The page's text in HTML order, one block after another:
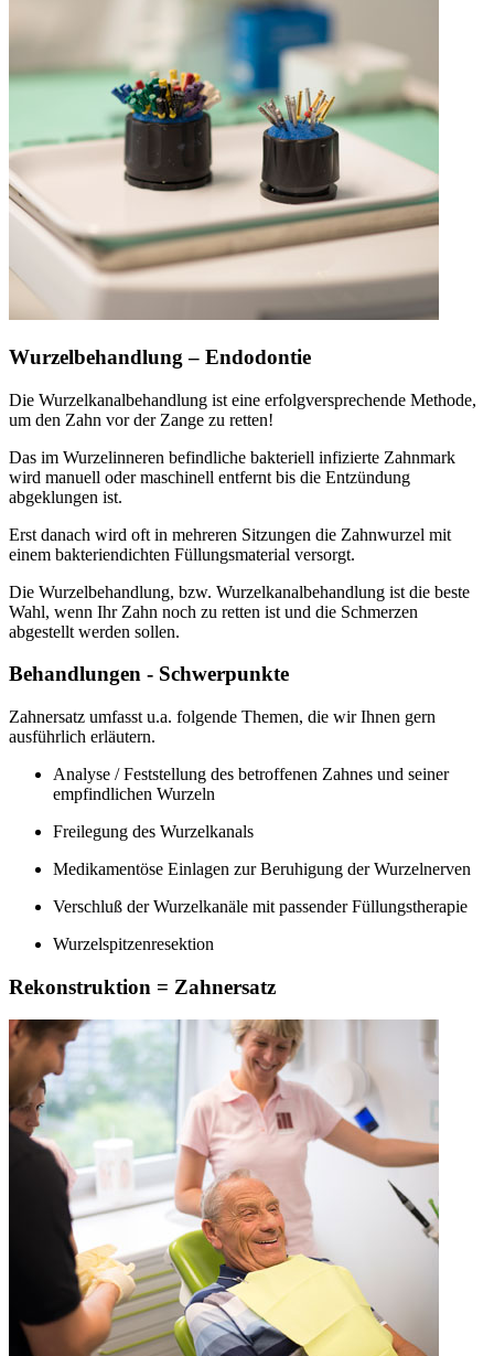
Wurzelbehandlung – Endodontie
Die Wurzelkanalbehandlung ist eine erfolgversprechende Methode,
um den Zahn vor der Zange zu retten!
Das im Wurzelinneren befindliche bakteriell infizierte Zahnmark
wird manuell oder maschinell entfernt bis die Entzündung
abgeklungen ist.
Erst danach wird oft in mehreren Sitzungen die Zahnwurzel mit
einem bakteriendichten Füllungsmaterial versorgt.
Die Wurzelbehandlung, bzw. Wurzelkanalbehandlung ist die beste
Wahl, wenn Ihr Zahn noch zu retten ist und die Schmerzen
abgestellt werden sollen.
Behandlungen - Schwerpunkte
Zahnersatz umfasst u.a. folgende Themen, die wir Ihnen gern
ausführlich erläutern.
Analyse / Feststellung des betroffenen Zahnes und seiner
empfindlichen Wurzeln
Freilegung des Wurzelkanals
Medikamentöse Einlagen zur Beruhigung der Wurzelnerven
Verschluß der Wurzelkanäle mit passender Füllungstherapie
Wurzelspitzenresektion
Rekonstruktion = Zahnersatz